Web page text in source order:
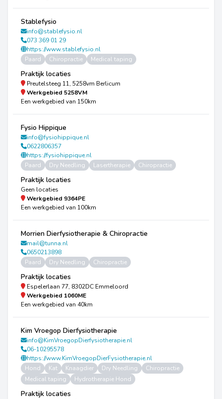
Stablefysio
info@stablefysio.nl
073 369 01 29
https://www.stablefysio.nl
Paard
Chiropractie Medical taping
Praktijk locaties
Preutelsteeg 11, 5258vm Berlicum
Werkgebied 5258VM
Een werkgebied van 150km
Fysio Hippique
info@fysiohippique.nl
0622806357
https://fysiohippique.nl
Paard
Dry Needling Lasertherapie Chiropractie
Praktijk locaties
Geen locaties
Werkgebied 9364PE
Een werkgebied van 100km
Morrien Dierfysiotherapie & Chiropractie
mail@tunna.nl
0650213898
Paard
Dry Needling Chiropractie
Praktijk locaties
Espelerlaan 77, 8302DC Emmeloord
Werkgebied 1060ME
Een werkgebied van 40km
Kim Vroegop Dierfysiotherapie
info@KimVroegopDierfysiotherapie.nl
06-10295578
https://www.KimVroegopDierFysiotherapie.nl
Hond
Kat Knaagdier Dry Needling
Chiropractie
Medical taping
Hydrotherapie Hond
Praktijk locaties